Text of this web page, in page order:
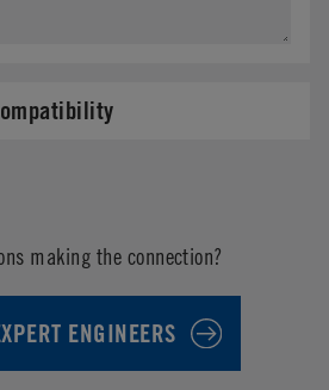
making the connection?
ENGINEERS